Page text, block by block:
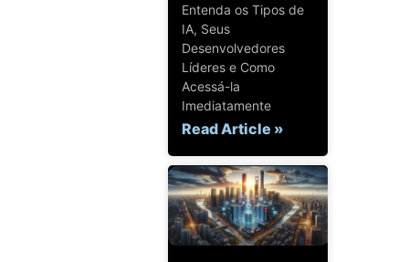
Entenda os Tipos de
IA, Seus
Desenvolvedores
Líderes e Como
Acessá-la
Imediatamente
Read Article »